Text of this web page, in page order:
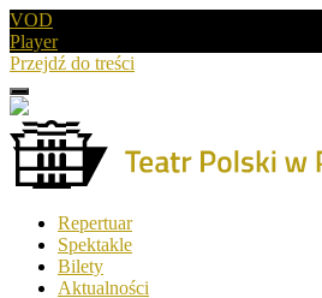
VOD
Player
Przejdź do treści
Menu
Drugie
logo
Teatr
Polski
Repertuar
Spektakle
Bilety
Aktualności